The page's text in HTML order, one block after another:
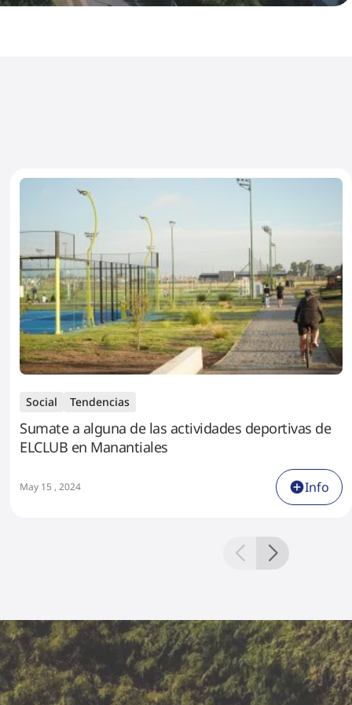
Social Tendencias
Sumate a alguna de las actividades deportivas de
ELCLUB en Manantiales
May 15 , 2024 Info